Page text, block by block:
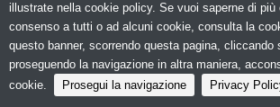
illustrate nella cookie policy. Se vuoi saperne di più
consenso a tutti o ad alcuni cookie, consulta la
questo banner, scorrendo questa pagina, cliccando
proseguendo la navigazione in altra maniera,
cookie.
Prosegui la navigazione Privacy